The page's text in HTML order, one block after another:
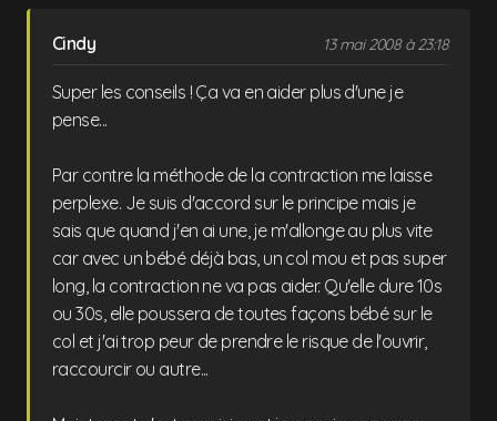
Cindy 13 mai 2008 à 23:18
Super les conseils ! Ça va en aider plus d'une je
pense...
Par contre la méthode de la contraction me laisse
perplexe. Je suis d'accord sur le principe mais je
sais que quand j'en ai une, je m'allonge au plus vite
car avec un bébé déjà bas, un col mou et pas super
long, la contraction ne va pas aider. Qu'elle dure 10s
ou 30s, elle poussera de toutes façons bébé sur le
col et j'ai trop peur de prendre le risque de l'ouvrir,
raccourcir ou autre...